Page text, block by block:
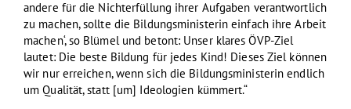
andere für die Nichterfüllung ihrer Aufgaben verantwortlich
zu machen, sollte die Bildungsministerin einfach ihre Arbeit
machen‘, so Blümel und betont: Unser klares ÖVP-Ziel
lautet: Die beste Bildung für jedes Kind! Dieses Ziel können
wir nur erreichen, wenn sich die Bildungsministerin endlich
um Qualität, statt [um] Ideologien kümmert.“